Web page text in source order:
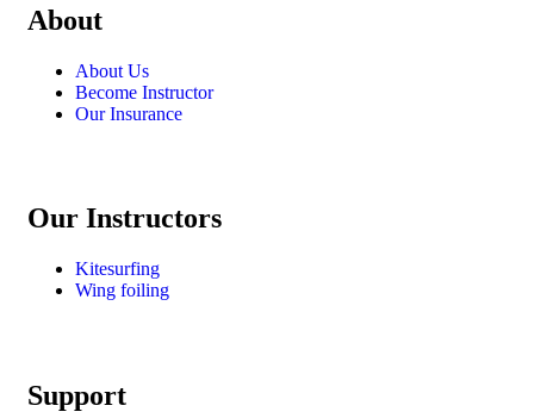
About
About Us
Become Instructor
Our Insurance
Our Instructors
Kitesurfing
Wing foiling
Support